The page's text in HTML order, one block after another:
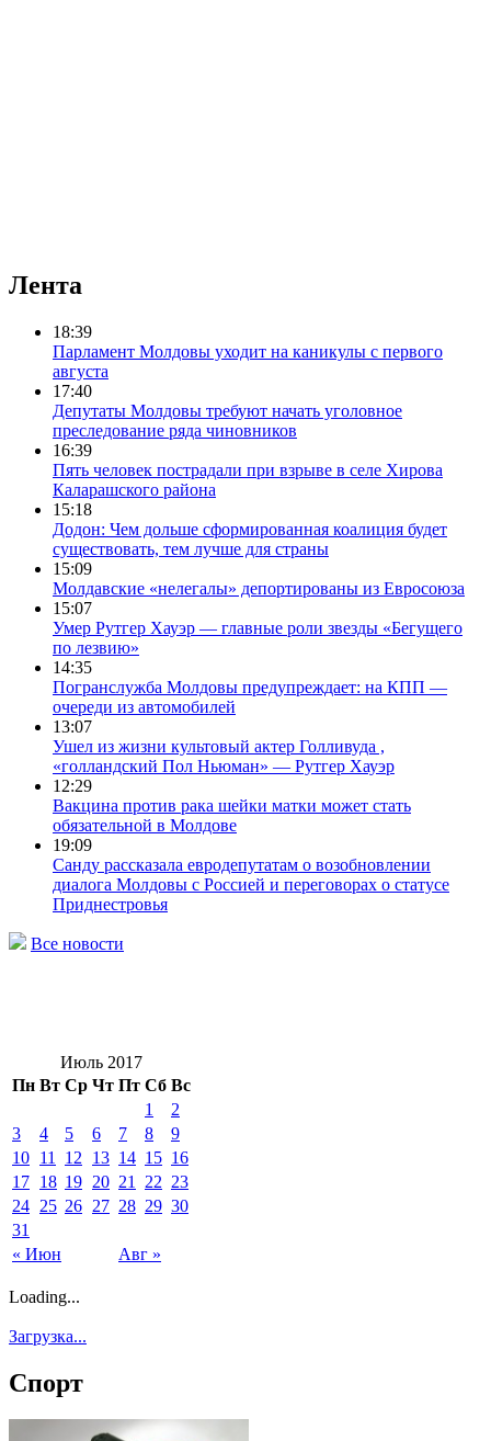
Лента
18:39
Парламент Молдовы уходит на каникулы с первого
августа
17:40
Депутаты Молдовы требуют начать уголовное
преследование ряда чиновников
16:39
Пять человек пострадали при взрыве в селе Хирова
Каларашского района
15:18
Додон: Чем дольше сформированная коалиция будет
существовать, тем лучше для страны
15:09
Молдавские «нелегалы» депортированы из Евросоюза
15:07
Умер Рутгер Хауэр — главные роли звезды «Бегущего
по лезвию»
14:35
Погранслужба Молдовы предупреждает: на КПП —
очереди из автомобилей
13:07
Ушел из жизни культовый актер Голливуда ,
«голландский Пол Ньюман» — Рутгер Хауэр
12:29
Вакцина против рака шейки матки может стать
обязательной в Молдове
19:09
Санду рассказала евродепутатам о возобновлении
диалога Молдовы с Россией и переговорах о статусе
Приднестровья
Все новости
Июль 2017
Пн Вт Ср Чт Пт Сб Вс
« Июн Авг »
1
2
3
4 5 6 7 8
9
10 11 12 13 14 15 16
17 18 19 20 21 22 23
24 25 26 27 28 29 30
31
Loading...
Загрузка...
Спорт